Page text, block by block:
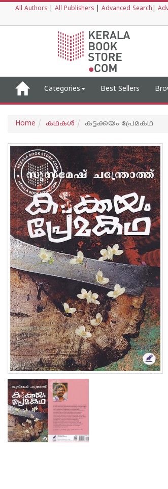
All Authors All Publishers Advanced Search
Categories Best Sellers
Home കഥകള്‍ കട്ടക്കയം പ്രേമകഥ